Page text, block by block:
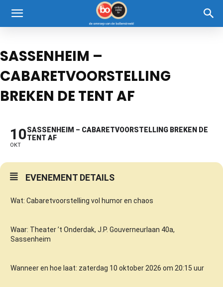
SASSENHEIM –
CABARETVOORSTELLING
BREKEN DE TENT AF
10
OKT
SASSENHEIM – CABARETVOORSTELLING BREKEN DE
TENT AF
EVENEMENT DETAILS
Wat: Cabaretvoorstelling vol humor en chaos
Waar: Theater ’t Onderdak, J.P. Gouverneurlaan 40a,
Sassenheim
Wanneer en hoe laat: zaterdag 10 oktober 2026 om 20:15 uur